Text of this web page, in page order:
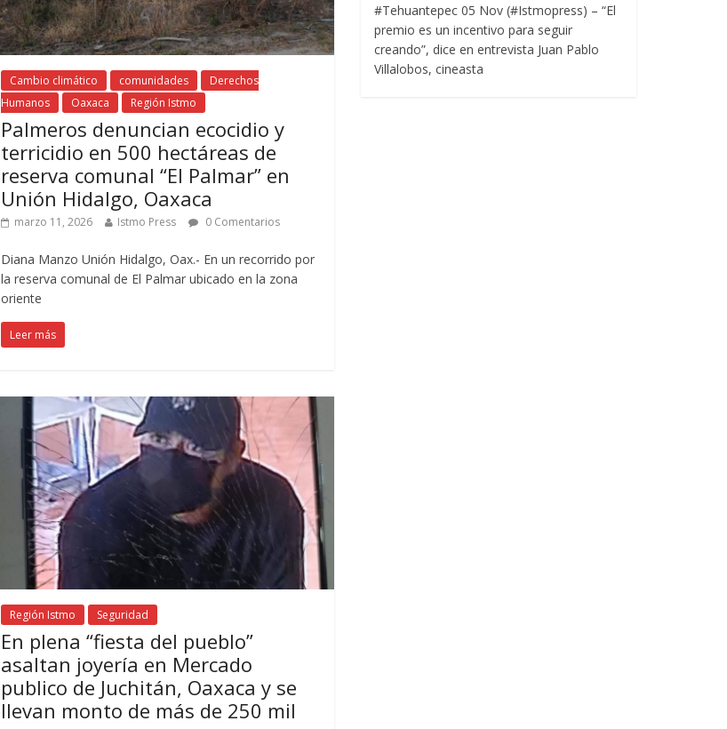
Cambio climático comunidades
Derechos
Humanos
Oaxaca Región Istmo
Palmeros denuncian ecocidio y
terricidio en 500 hectáreas de
reserva comunal “El Palmar” en
Unión Hidalgo, Oaxaca
marzo 11, 2026 Istmo Press 0 Comentarios
Diana Manzo Unión Hidalgo, Oax.- En un recorrido por
la reserva comunal de El Palmar ubicado en la zona
oriente
Leer más
Región Istmo Seguridad
En plena “fiesta del pueblo”
asaltan joyería en Mercado
publico de Juchitán, Oaxaca y se
llevan monto de más de 250 mil
#Tehuantepec 05 Nov (#Istmopress) – “El
premio es un incentivo para seguir
creando”, dice en entrevista Juan Pablo
Villalobos, cineasta